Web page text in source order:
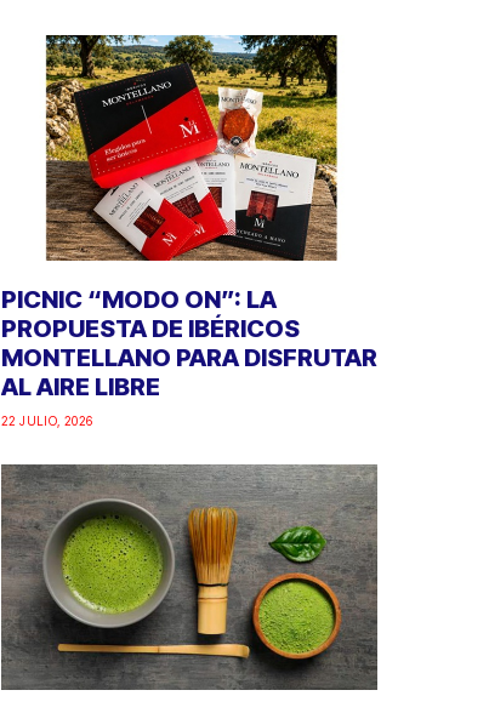
PICNIC “MODO ON”: LA
PROPUESTA DE IBÉRICOS
MONTELLANO PARA DISFRUTAR
AL AIRE LIBRE
22 JULIO, 2026